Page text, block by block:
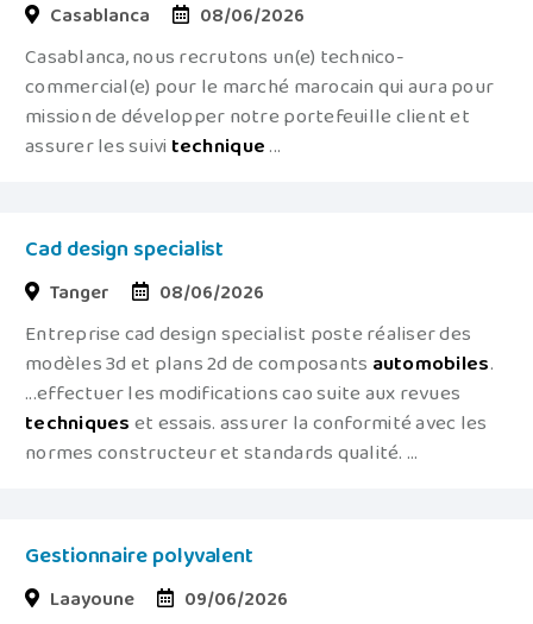
Casablanca 08/06/2026
Casablanca, nous recrutons un(e) technico-
commercial(e) pour le marché marocain qui aura pour
mission de développer notre portefeuille client et
assurer les suivitechnique...
Cad design specialist
Tanger 08/06/2026
Entreprise cad design specialist poste réaliser des
modèles 3d et plans 2d de composants automobiles.
...effectuer les modifications cao suite aux revues
techniqueset essais. assurer la conformité avec les
normes constructeur et standards qualité. ...
Gestionnaire polyvalent
Laayoune 09/06/2026